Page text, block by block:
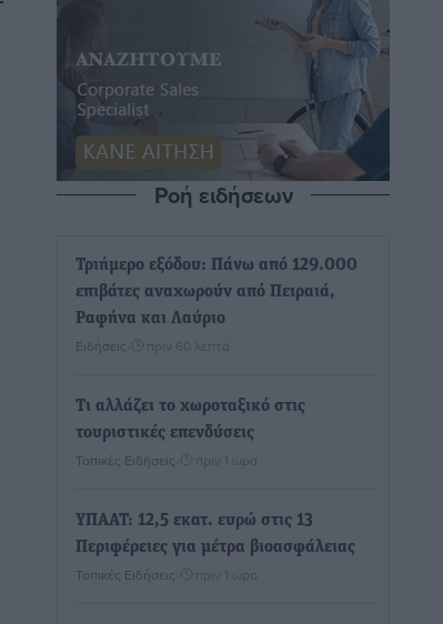
Ροή ειδήσεων
Τριήμερο εξόδου: Πάνω από 129.000
επιβάτες αναχωρούν από Πειραιά,
Ραφήνα και Λαύριο
Ειδήσεις πριν 60 λεπτά
Τι αλλάζει το χωροταξικό στις
τουριστικές επενδύσεις
Τοπικές Ειδήσεις πριν 1 ώρα
ΥΠΑΑΤ: 12,5 εκατ. ευρώ στις 13
Περιφέρειες για μέτρα βιοασφάλειας
Τοπικές Ειδήσεις πριν 1 ώρα